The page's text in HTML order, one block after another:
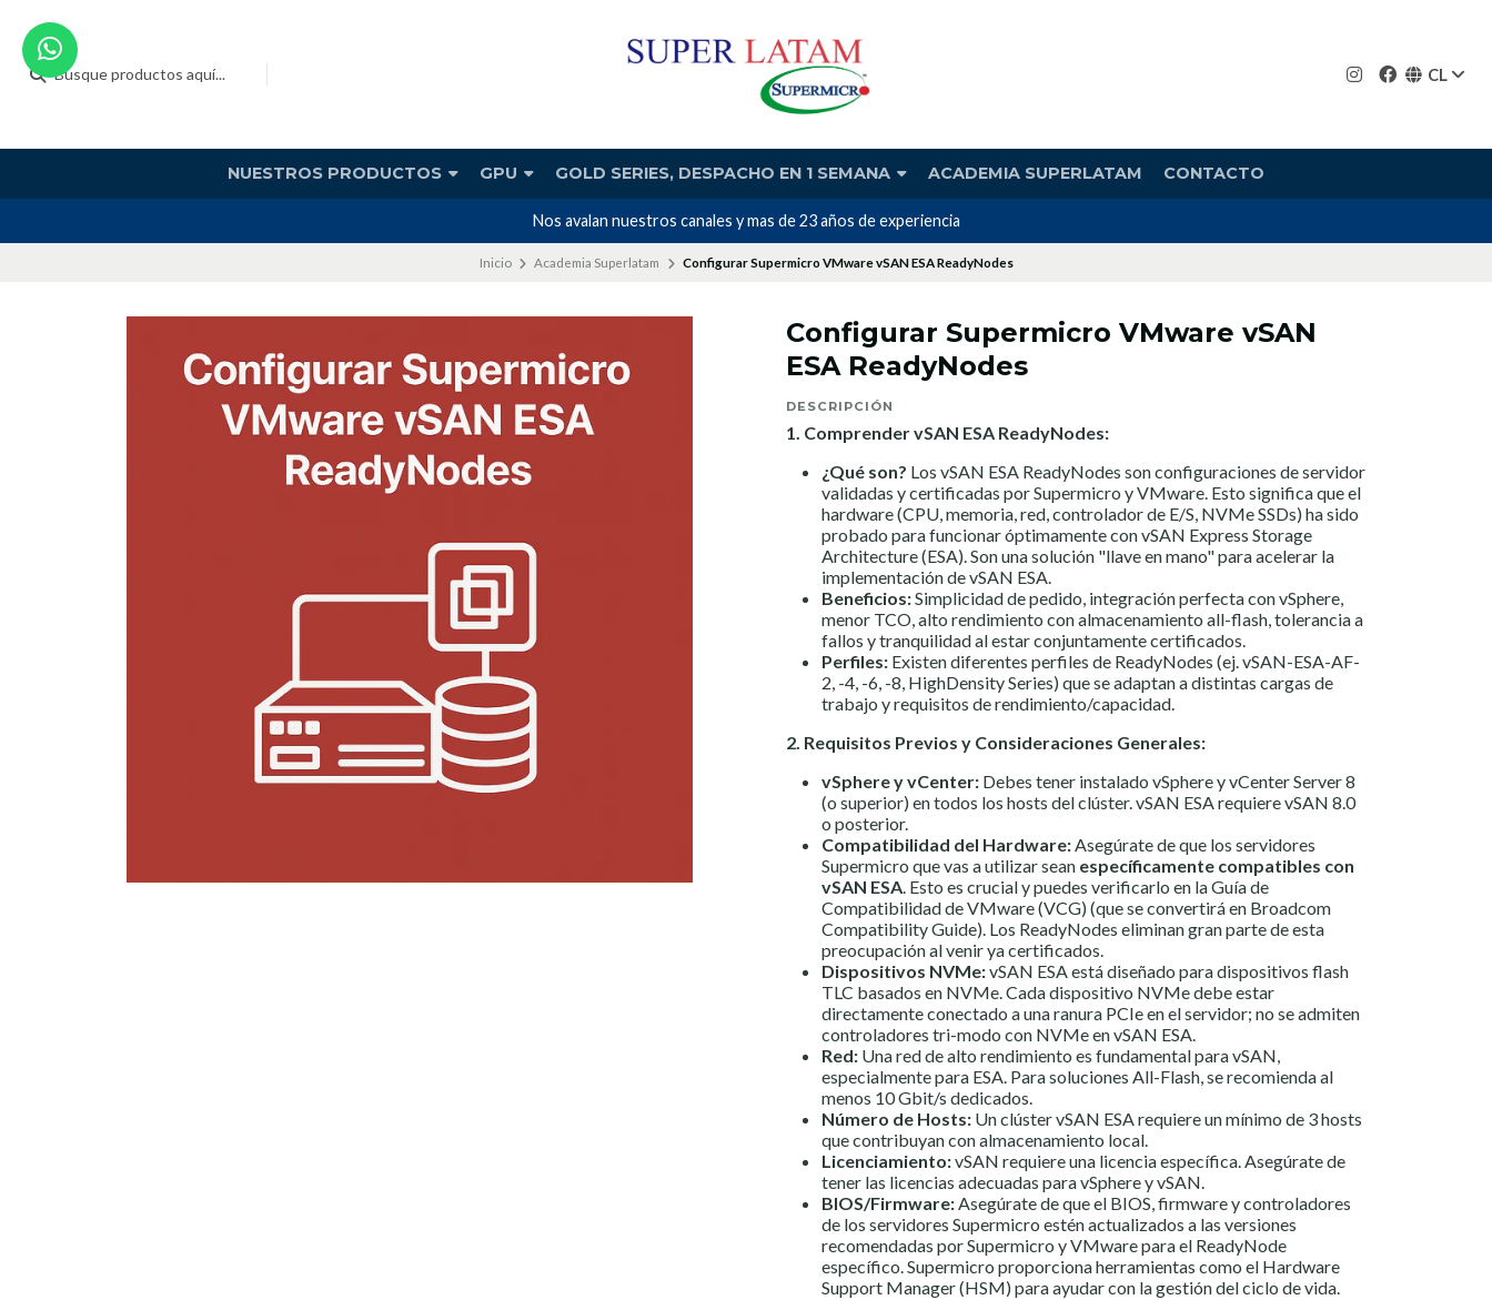
CL
NUESTROS PRODUCTOS GPU GOLD SERIES, DESPACHO EN 1 SEMANA ACADEMIA SUPERLATAM CONTACTO
Nos avalan nuestros canales y mas de 23 años de experiencia
Inicio Academia Superlatam Configurar Supermicro VMware vSAN ESA ReadyNodes
Configurar Supermicro VMware vSAN
ESA ReadyNodes
DESCRIPCIÓN
1. Comprender vSAN ESA ReadyNodes:
¿Qué son? Los vSAN ESA ReadyNodes son configuraciones de servidor
validadas y certificadas por Supermicro y VMware. Esto significa que el
hardware (CPU, memoria, red, controlador de E/S, NVMe SSDs) ha sido
probado para funcionar óptimamente con vSAN Express Storage
Architecture (ESA). Son una solución "llave en mano" para acelerar la
implementación de vSAN ESA.
Beneficios:Simplicidad de pedido, integración perfecta con vSphere,
menor TCO, alto rendimiento con almacenamiento all-flash, tolerancia a
fallos y tranquilidad al estar conjuntamente certificados.
Perfiles: Existen diferentes perfiles de ReadyNodes (ej. vSAN-ESA-AF-
2, -4, -6, -8, HighDensity Series) que se adaptan a distintas cargas de
trabajo y requisitos de rendimiento/capacidad.
2. Requisitos Previos y Consideraciones Generales:
vSphere y vCenter: Debes tener instalado vSphere y vCenter Server 8
(o superior) en todos los hosts del clúster. vSAN ESA requiere vSAN 8.0
o posterior.
Compatibilidad del Hardware:Asegúrate de que los servidores
Supermicro que vas a utilizar sean específicamente compatibles con
vSAN ESA. Esto es crucial y puedes verificarlo en laGuía de
Compatibilidad de VMware (VCG) (que se convertirá en Broadcom
Compatibility Guide). Los ReadyNodes eliminan gran parte de esta
preocupación al venir ya certificados.
Dispositivos NVMe:vSAN ESA está diseñado para dispositivos flash
TLC basados en NVMe. Cada dispositivo NVMe debe estar
directamente conectado a una ranura PCIe en el servidor; no se admiten
controladores tri-modo con NVMe en vSAN ESA.
Red: Una red de alto rendimiento es fundamental para vSAN,
especialmente para ESA. Para soluciones All-Flash, se recomienda al
menos 10 Gbit/s dedicados.
Número de Hosts: Un clúster vSAN ESA requiere un mínimo de 3 hosts
que contribuyan con almacenamiento local.
Licenciamiento:vSAN requiere una licencia específica. Asegúrate de
tener las licencias adecuadas para vSphere y vSAN.
BIOS/Firmware:Asegúrate de que el BIOS, firmware y controladores
de los servidores Supermicro estén actualizados a las versiones
recomendadas por Supermicro y VMware para el ReadyNode
específico. Supermicro proporciona herramientas como el Hardware
Support Manager (HSM) para ayudar con la gestión del ciclo de vida.